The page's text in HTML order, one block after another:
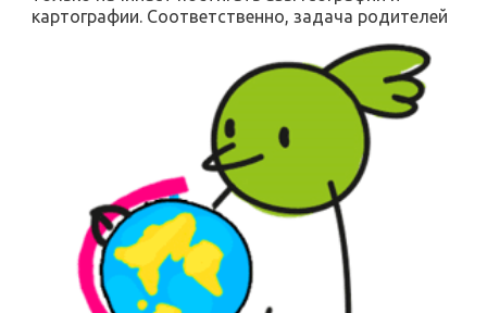
картографии. Соответственно, задача родителей